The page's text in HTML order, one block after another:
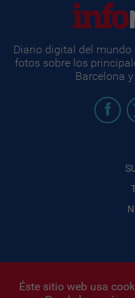
Diario digital del
fotos sobre los
Barcelona
Éste sitio web usa